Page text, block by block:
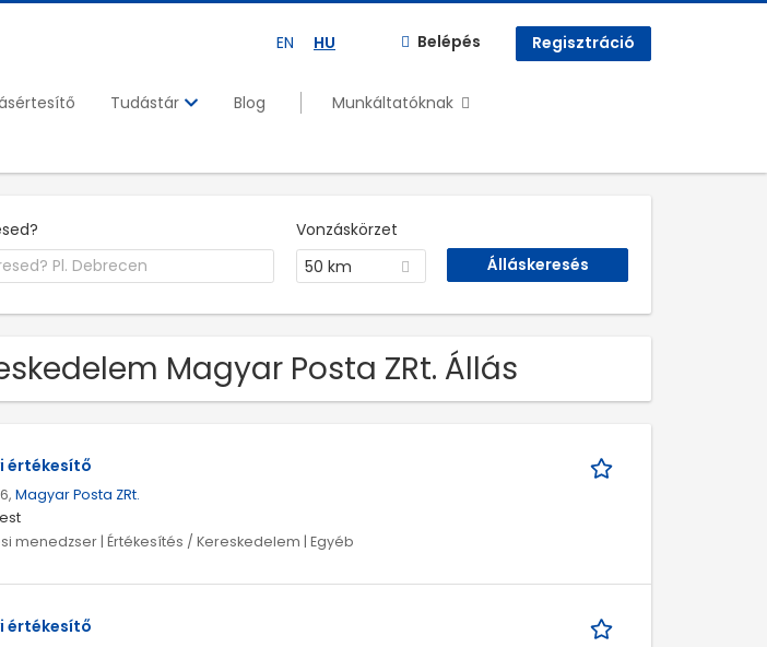
EN HU Belépés Regisztráció
Tudástár Blog
Munkáltatóknak
Vonzáskörzet
50 km
Magyar Posta ZRt. Állás
értékesítő
Magyar Posta ZRt.
menedzser | Értékesítés / Kereskedelem | Egyéb
értékesítő